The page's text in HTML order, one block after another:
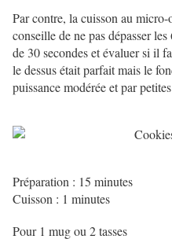
Par contre, la cuisson au
conseille de ne pas dépasser
de 30 secondes et évaluer si il
le dessus était parfait mais le
puissance modérée et par
Préparation : 15 minutes
Cuisson : 1 minutes
Pour 1 mug ou 2 tasses